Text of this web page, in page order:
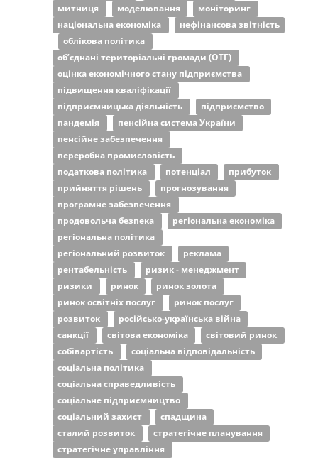
митниця
моделювання
моніторинг
національна економіка
нефінансова звітність
облікова політика
об’єднані територіальні громади (ОТГ)
оцінка економічного стану підприємства
підвищення кваліфікації
підприємницька діяльність
підприємство
пандемія
пенсійна система України
пенсійне забезпечення
переробна промисловість
податкова політика
потенціал
прибуток
прийняття рішень
прогнозування
програмне забезпечення
продовольча безпека
регіональна економіка
регіональна політика
регіональний розвиток
реклама
рентабельність
ризик - менеджмент
ризики
ринок
ринок золота
ринок освітніх послуг
ринок послуг
розвиток
російсько-українська війна
санкції
світова економіка
світовий ринок
собівартість
соціальна відповідальність
соціальна політика
соціальна справедливість
соціальне підприємництво
соціальний захист
спадщина
сталий розвиток
стратегічне планування
стратегічне управління